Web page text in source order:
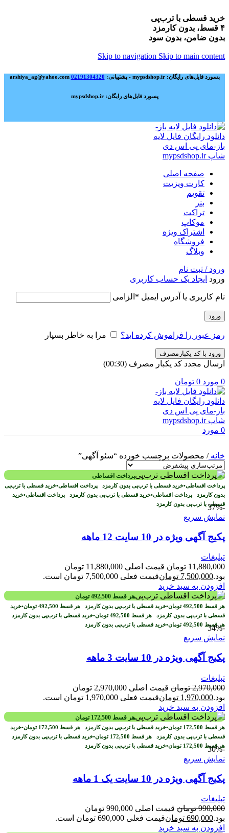
خرید قسطی با ترب‌پی
۴ قسط، بدون کارمزد
بدون ضامن، بدون سود
Skip to navigation Skip to main content
پسورد فایل‌های رایگان: mypsdshop.ir - پشتیبانی: arshiya_ag@yahoo.com 02191304320
پسورد فایل‌های رایگان: mypsdshop.ir
صفحه اصلی
کارت ویزیت
تقویم
بنر
تراکت
موکاپ
اشتراک ویژه
فروشگاه
وبلاگ
ورود / ثبت نام
ورود ایجاد یک حساب کاربری
نام کاربری یا آدرس ایمیل * الزامی
ورود
رمز عبور را فراموش کرده اید؟ مرا به خاطر بسپار
ورود با کد یکبارمصرف
ارسال مجدد کد یکبار مصرف (00:
30
)
0 مورد 0 تومان
0 مورد
خانه/ محصولات برچسب خورده “سئو آگهی”
پرداخت اقساطی
پرداخت اقساطی•خرید قسطی با ترب‌پی بدون کارمزد پرداخت اقساطی•خرید قسطی با ترب‌پی
بدون کارمزد پرداخت اقساطی•خرید قسطی با ترب‌پی بدون کارمزد پرداخت اقساطی•خرید
قسطی با ترب‌پی بدون کارمزد
-37%
نمایش سریع
پکیج آگهی ویژه در 10 سایت 12 ماهه
تبلیغات
11,880,000 تومان
قیمت اصلی 11,880,000 تومان
بود.7,500,000 تومانقیمت فعلی 7,500,000 تومان است.
افزودن به سبد خرید
هر قسط 492,500 تومان
هر قسط 492,500 تومان•خرید قسطی با ترب‌پی بدون کارمزد هر قسط 492,500 تومان•خرید
قسطی با ترب‌پی بدون کارمزد هر قسط 492,500 تومان•خرید قسطی با ترب‌پی بدون کارمزد
هر قسط 492,500 تومان•خرید قسطی با ترب‌پی بدون کارمزد
-34%
نمایش سریع
پکیج آگهی ویژه در 10 سایت 3 ماهه
تبلیغات
2,970,000 تومان
قیمت اصلی 2,970,000 تومان
بود.1,970,000 تومانقیمت فعلی 1,970,000 تومان است.
افزودن به سبد خرید
هر قسط 172,500 تومان
هر قسط 172,500 تومان•خرید قسطی با ترب‌پی بدون کارمزد هر قسط 172,500 تومان•خرید
قسطی با ترب‌پی بدون کارمزد هر قسط 172,500 تومان•خرید قسطی با ترب‌پی بدون کارمزد
هر قسط 172,500 تومان•خرید قسطی با ترب‌پی بدون کارمزد
-30%
نمایش سریع
پکیج آگهی ویژه در 10 سایت یک 1 ماهه
تبلیغات
990,000 تومان
قیمت اصلی 990,000 تومان
بود.690,000 تومانقیمت فعلی 690,000 تومان است.
افزودن به سبد خرید